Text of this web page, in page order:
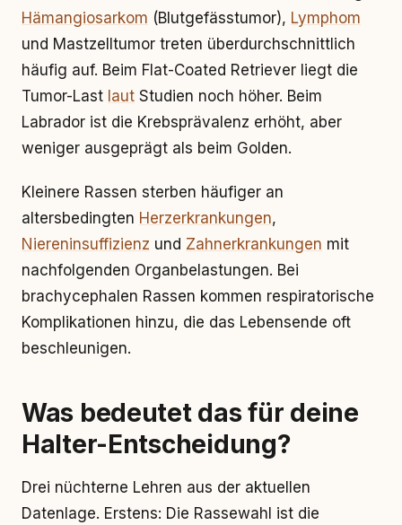
Hämangiosarkom (Blutgefässtumor), Lymphom
und Mastzelltumor treten überdurchschnittlich
häufig auf. Beim Flat-Coated Retriever liegt die
Tumor-Last laut Studien noch höher. Beim
Labrador ist die Krebsprävalenz erhöht, aber
weniger ausgeprägt als beim Golden.
Kleinere Rassen sterben häufiger an
altersbedingten Herzerkrankungen,
Niereninsuffizienz und Zahnerkrankungen mit
nachfolgenden Organbelastungen. Bei
brachycephalen Rassen kommen respiratorische
Komplikationen hinzu, die das Lebensende oft
beschleunigen.
Was bedeutet das für deine
Halter-Entscheidung?
Drei nüchterne Lehren aus der aktuellen
Datenlage. Erstens: Die Rassewahl ist die